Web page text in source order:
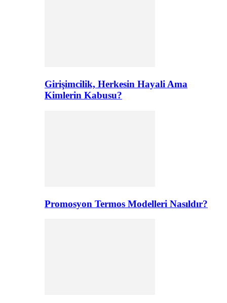
Girişimcilik, Herkesin Hayali Ama
Kimlerin Kabusu?
Promosyon Termos Modelleri Nasıldır?